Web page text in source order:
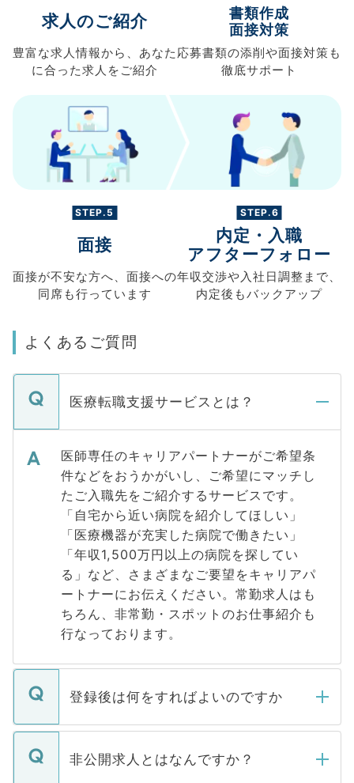
求人のご紹介
豊富な求人情報から、 あなた
に合った求人を ご紹介
書類作成
面接対策
応募書類の添削や面接対策も
徹底サポート
STEP.5
面接
面接が不安な方へ、 面接への
同席も行っています
STEP.6
内定・入職
アフターフォロー
年収交渉や入社日調整まで、
内定後もバックアップ
よくあるご質問
医療転職支援サービスとは？
医師専任のキャリアパートナーがご希望条
件などをおうかがいし、ご希望にマッチし
たご入職先をご紹介するサービスです。
「自宅から近い病院を紹介してほしい」
「医療機器が充実した病院で働きたい」
「年収1,500万円以上の病院を探してい
る」など、さまざまなご要望をキャリアパ
ートナーにお伝えください。常勤求人はも
ちろん、非常勤・スポットのお仕事紹介も
行なっております。
登録後は何をすればよいのですか
ご登録いただきましたら、弊社担当者がご
登録内容を確認し、その後メールもしくは
非公開求人とはなんですか？